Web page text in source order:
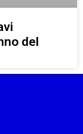
del